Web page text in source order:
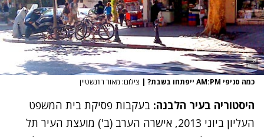
כמה סניפי AM:PM ייפתחו בשבת? | צילום: מאור רוזנשטיין
היסטוריה בעיר הלבנה: בעקבות פסיקת בית המשפט
העליון ביוני 2013, אישרה הערב (ב') מועצת העיר תל